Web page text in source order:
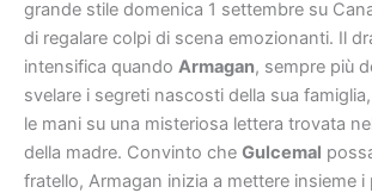
grande stile domenica 1 settembre su
di regalare colpi di scena emozionanti. Il
intensifica quando Armagan, sempre più
svelare i segreti nascosti della sua
le mani su una misteriosa lettera trovata
della madre. Convinto che Gulcemal
fratello, Armagan inizia a mettere insieme i